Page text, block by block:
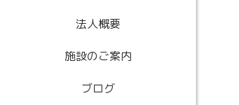
法人概要
施設のご案内
ブログ